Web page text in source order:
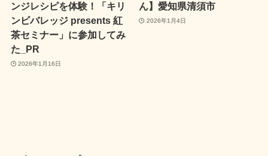
ンジレシピを体験！「キリ
ンビバレッジ presents 紅
茶セミナー」に参加してみ
た_PR
2026年1月16日
ん】愛知県清須市
2026年1月4日